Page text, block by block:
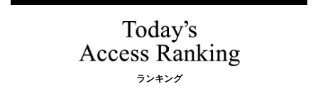
ランキング